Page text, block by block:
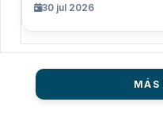
30 jul 2026
MÁS